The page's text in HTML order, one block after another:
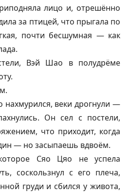
лицо и, отрешённо
за птицей, что прыгала по
почти бесшумная — как
Вэй Шао в полудрёме
нахмурился, веки дрогнули —
Он сел с постели,
что приходит, когда
— но засыпаешь вдвоём.
Сяо Цяо не успела
соскользнул с его плеча,
груди и сбился у живота,